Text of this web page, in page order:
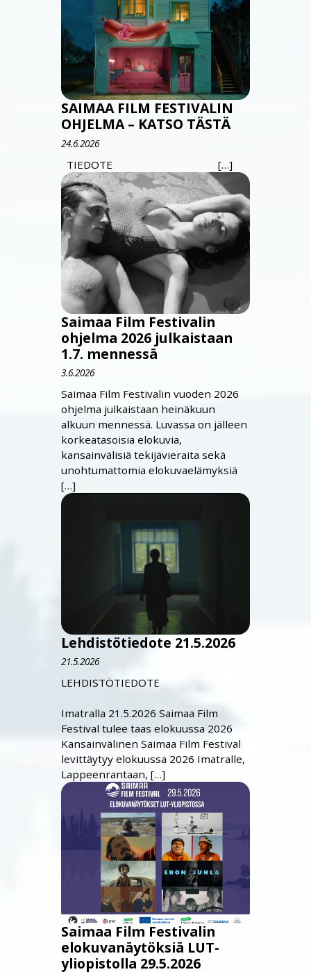
SAIMAA FILM FESTIVALIN
OHJELMA – KATSO TÄSTÄ
24.6.2026
TIEDOTE […]
Saimaa Film Festivalin
ohjelma 2026 julkaistaan
1.7. mennessä
3.6.2026
Saimaa Film Festivalin vuoden 2026
ohjelma julkaistaan heinäkuun
alkuun mennessä. Luvassa on jälleen
korkeatasoisia elokuvia,
kansainvälisiä tekijävieraita sekä
unohtumattomia elokuvaelämyksiä
[…]
Lehdistötiedote 21.5.2026
21.5.2026
LEHDISTÖTIEDOTE
Imatralla 21.5.2026 Saimaa Film
Festival tulee taas elokuussa 2026
Kansainvälinen Saimaa Film Festival
levittäytyy elokuussa 2026 Imatralle,
Lappeenrantaan, […]
Saimaa Film Festivalin
elokuvanäytöksiä LUT-
yliopistolla 29.5.2026